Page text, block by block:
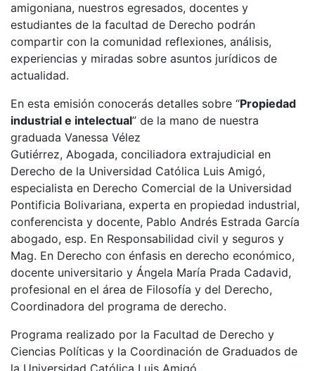
amigoniana, nuestros egresados, docentes y
estudiantes de la facultad de Derecho podrán
compartir con la comunidad reflexiones, análisis,
experiencias y miradas sobre asuntos jurídicos de
actualidad.
En esta emisión conocerás detalles sobre “Propiedad
industrial e intelectual” de la mano de nuestra
graduada Vanessa Vélez
Gutiérrez, Abogada, conciliadora extrajudicial en
Derecho de la Universidad Católica Luis Amigó,
especialista en Derecho Comercial de la Universidad
Pontificia Bolivariana, experta en propiedad industrial,
conferencista y docente, Pablo Andrés Estrada García
abogado, esp. En Responsabilidad civil y seguros y
Mag. En Derecho con énfasis en derecho económico,
docente universitario y Ángela María Prada Cadavid,
profesional en el área de Filosofía y del Derecho,
Coordinadora del programa de derecho.
Programa realizado por la Facultad de Derecho y
Ciencias Políticas y la Coordinación de Graduados de